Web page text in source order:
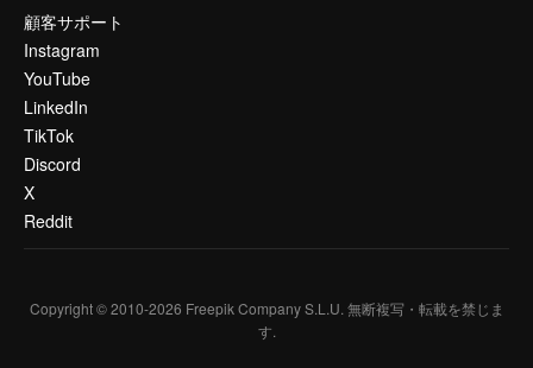
顧客サポート
Instagram
YouTube
LinkedIn
TikTok
Discord
X
Reddit
Copyright © 2010-2026 Freepik Company S.L.U. 無断複写・転載を禁じま
す.